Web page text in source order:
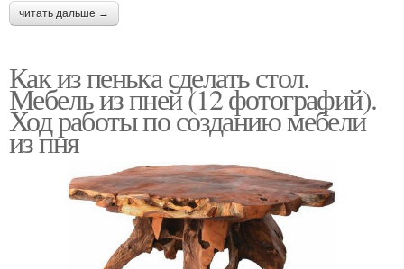
читать дальше →
Как из пенька сделать стол.
Мебель из пней (12 фотографий).
Ход работы по созданию мебели
из пня